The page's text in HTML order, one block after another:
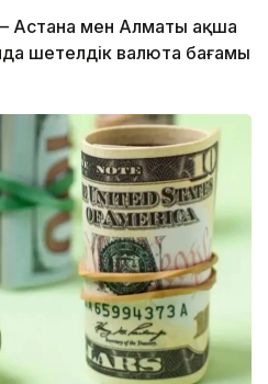
Астана мен Алматы ақша
шетелдік валюта бағамы